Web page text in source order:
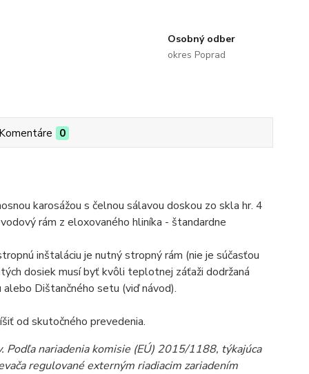
Osobný odber
okres Poprad
0
karosážou s čelnou sálavou doskou zo skla hr. 4
rám z eloxovaného hliníka - štandardne
inštaláciu je nutný stropný rám (nie je súčasťou
dosiek musí byť kvôli teplotnej záťaži dodržaná
Dištančného setu (viď návod).
od skutočného prevedenia.
Podľa nariadenia komisie (EÚ) 2015/1188, týkajúca
regulované externým riadiacim zariadením